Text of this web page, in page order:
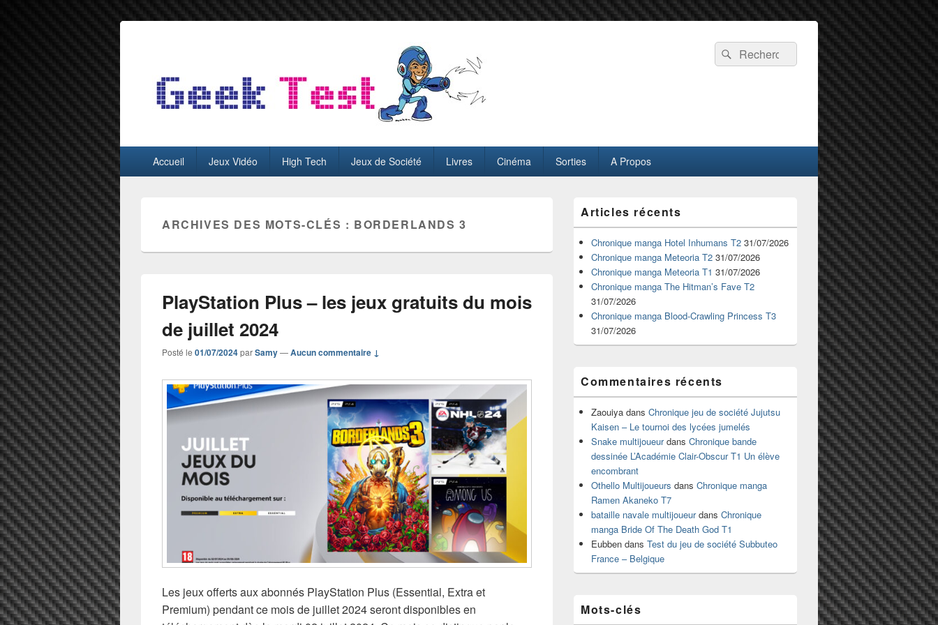
GeekTest
Recherche :
Rechercher
principalAccueil Jeux Vidéo High Tech Jeux de Société Livres Cinéma Sorties A Propos
ARCHIVES DES MOTS-CLÉS : BORDERLANDS 3
PlayStation Plus – les jeux gratuits du mois
de juillet 2024
Posté le 01/07/2024parSamy—Aucun commentaire ↓
Les jeux offerts aux abonnés PlayStation Plus (Essential, Extra et
Premium) pendant ce mois de juillet 2024 seront disponibles en
principale
de
widget
pour
barre
latérale
Articles récents
Chronique manga Hotel Inhumans T2 31/07/2026
Chronique manga Meteoria T2 31/07/2026
Chronique manga Meteoria T1 31/07/2026
Chronique manga The Hitman’s Fave T2
31/07/2026
Chronique manga Blood-Crawling Princess T3
31/07/2026
Commentaires récents
Zaouiya dans Chronique jeu de société Jujutsu
Kaisen – Le tournoi des lycées jumelés
Snake multijoueurdans Chronique bande
dessinée L’Académie Clair-Obscur T1 Un élève
encombrant
Othello Multijoueurs dans Chronique manga
Ramen Akaneko T7
bataille navale multijoueurdans Chronique
manga Bride Of The Death God T1
Eubben dans Test du jeu de société Subbuteo
France – Belgique
Mots-clés